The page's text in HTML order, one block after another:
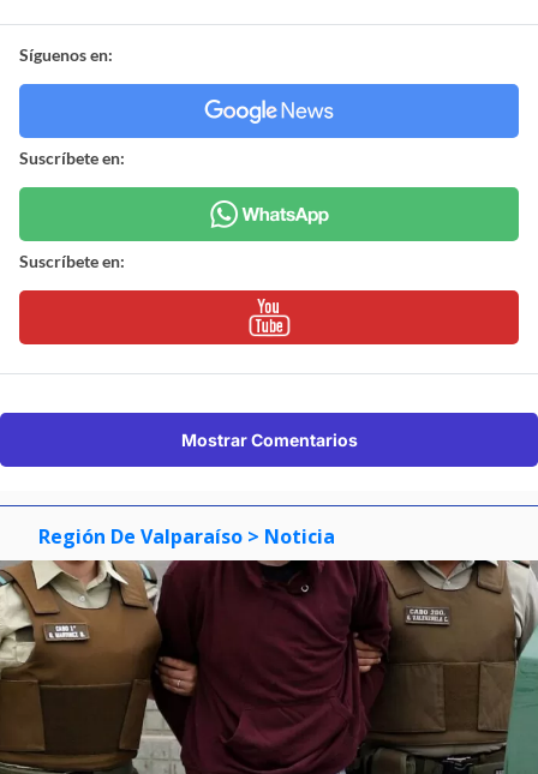
Síguenos en:
Suscríbete en:
Suscríbete en:
Mostrar Comentarios
Región De Valparaíso > Noticia